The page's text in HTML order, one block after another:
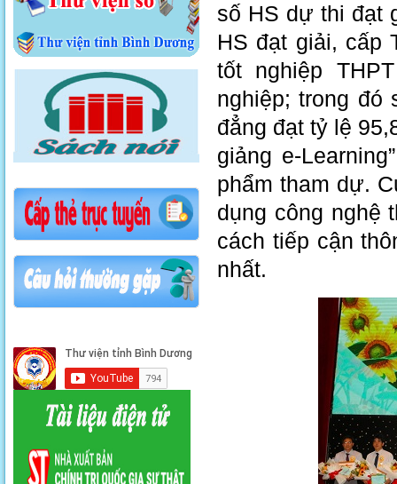
số HS dự thi đạt
HS đạt giải, cấp
tốt nghiệp
nghiệp; trong đó
đẳng đạt tỷ lệ
giảng e-
phẩm tham dự.
dụng công nghệ
cách tiếp cận
nhất.